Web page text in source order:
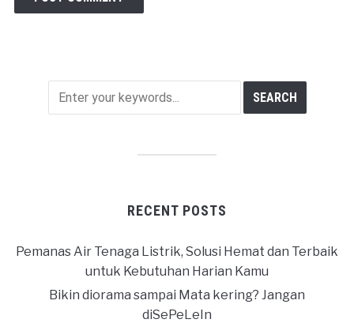
RECENT POSTS
Pemanas Air Tenaga Listrik, Solusi Hemat dan Terbaik
untuk Kebutuhan Harian Kamu
Bikin diorama sampai Mata kering? Jangan
diSePeLeIn